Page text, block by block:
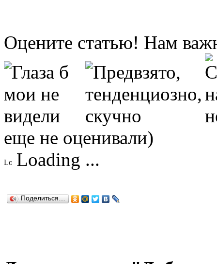
Оцените статью! Нам
еще не оценивали)
Loading ...
Поделиться…